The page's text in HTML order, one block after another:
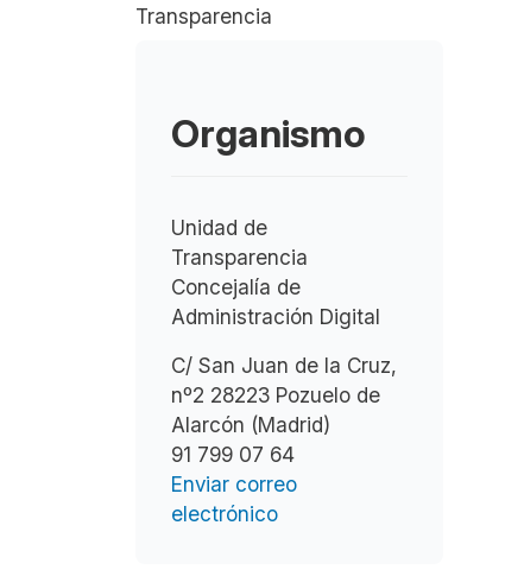
Transparencia
Organismo
Unidad de
Transparencia
Concejalía de
Administración Digital
C/ San Juan de la Cruz,
nº2 28223 Pozuelo de
Alarcón (Madrid)
91 799 07 64
Enviar correo
electrónico